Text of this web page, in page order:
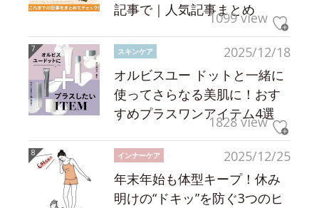
記事で｜人気記事まとめ
1099 view
2025/12/18
スキンケア
オルビスユー ドットと一緒に
使ってさらなる美肌に！おす
すめプラスワンアイテム4選
1828 view
2025/12/25
インナーケア
年末年始も体型キープ！休み
明けの“ドキッ”を防ぐ3つのヒ